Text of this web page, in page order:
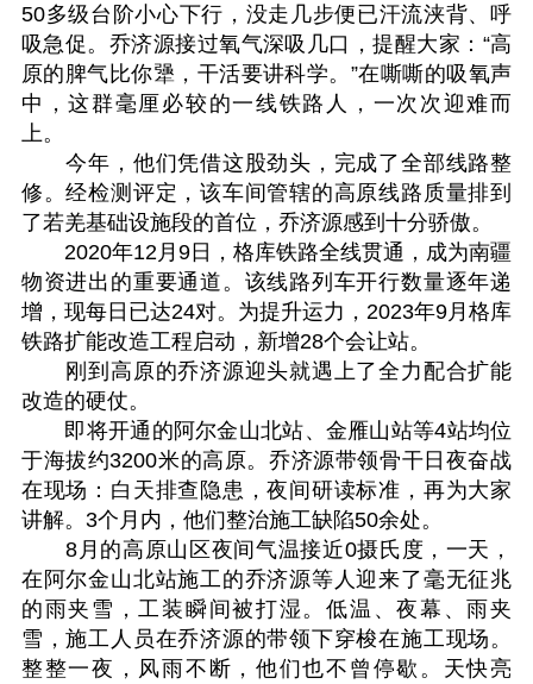
50多级台阶小心下行，没走几步便已汗流浃背、呼
吸急促。乔济源接过氧气深吸几口，提醒大家：“高
原的脾气比你犟，干活要讲科学。”在嘶嘶的吸氧声
中，这群毫厘必较的一线铁路人，一次次迎难而
上。
今年，他们凭借这股劲头，完成了全部线路整
修。经检测评定，该车间管辖的高原线路质量排到
了若羌基础设施段的首位，乔济源感到十分骄傲。
2020年12月9日，格库铁路全线贯通，成为南疆
物资进出的重要通道。该线路列车开行数量逐年递
增，现每日已达24对。为提升运力，2023年9月格库
铁路扩能改造工程启动，新增28个会让站。
刚到高原的乔济源迎头就遇上了全力配合扩能
改造的硬仗。
即将开通的阿尔金山北站、金雁山站等4站均位
于海拔约3200米的高原。乔济源带领骨干日夜奋战
在现场：白天排查隐患，夜间研读标准，再为大家
讲解。3个月内，他们整治施工缺陷50余处。
8月的高原山区夜间气温接近0摄氏度，一天，
在阿尔金山北站施工的乔济源等人迎来了毫无征兆
的雨夹雪，工装瞬间被打湿。低温、夜幕、雨夹
雪，施工人员在乔济源的带领下穿梭在施工现场。
整整一夜，风雨不断，他们也不曾停歇。天快亮